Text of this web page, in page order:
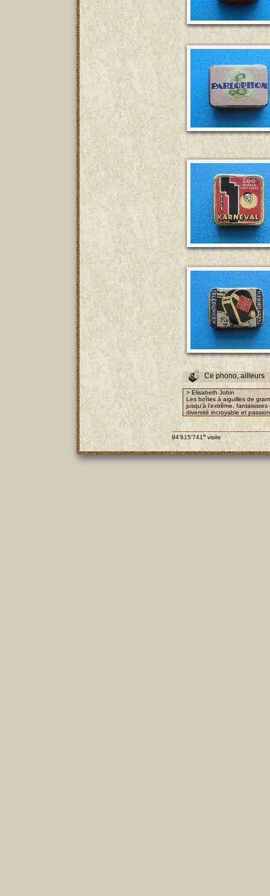
Ce phono, ailleurs
> Elisabeth Jobin
Les boîtes à aiguilles de
jusqu’à l’extrême,
diversité incroyable et
94'615'741e visite